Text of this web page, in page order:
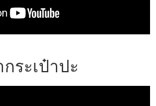
ระเป๋าปะ